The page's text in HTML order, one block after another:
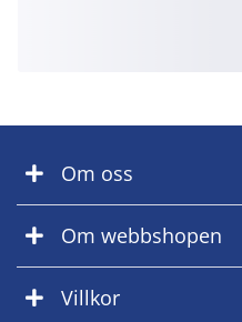
Om oss
Om webbshopen
Villkor